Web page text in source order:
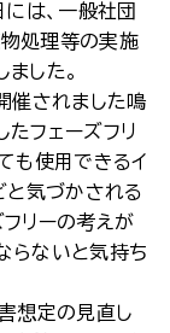
には、一般社団
処理等の実施
した。
催されました鳴
フェーズフリ
も使用できるイ
と気づかされる
リーの考えが
らないと気持ち
想定の見直し